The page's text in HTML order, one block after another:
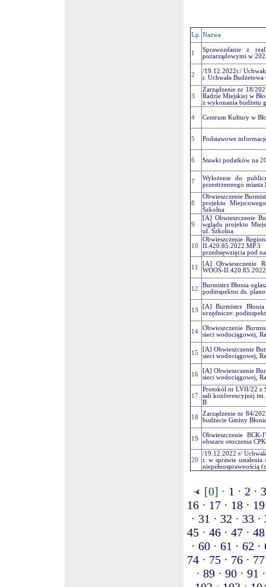
Lp. Nazwa
1
Sprawozdanie z
pozarządowymi w
2
/19.12.2022r./
r. Uchwała
3
Zarządzenie nr 18/
Radzie Miejskiej w
z wykonania budżetu
4 Centrum Kultury w
5 Podstawowe
6 Stawki podatków na
7
Wyłożenie do
przestrzennego miasta
8
Obwieszczenie
projektu
Szkolna
9
[A] Obwieszczenie
wglądu projektu
ul. Szkolna
10
Obwieszczenie
przedsięwzięcia pod
11
[A] Obwieszczenie
WOOŚ-
12
Burmistrz Błonia
podinspektor ds.
13
[A] Burmistrz
urzędnicze:
14
Obwieszczenie
sieci wodociągowej,
15
[A] Obwieszczenie
sieci wodociągowej,
16
[A] Obwieszczenie
sieci wodociągowej,
17
Protokół nr LVII/22 z
sali konferencyjnej im.
B
18
Zarządzenie nr 84/
budżecie Gminy
19
Obwieszczenie
obszaru otoczenia CPK
20
/19.12.2022 r/
r. w sprawie
niepełnosprawnością
[0] · 1 · 2 ·
16 · 17 · 18 ·
· 31 · 32 · 33 ·
45 · 46 · 47 ·
· 60 · 61 · 62 ·
74 · 75 · 76 ·
· 89 · 90 · 91 ·